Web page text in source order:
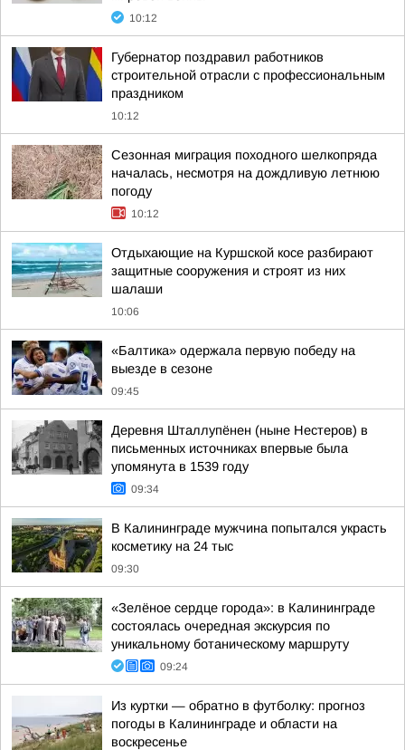
10:12
Губернатор поздравил работников
строительной отрасли с профессиональным
праздником
10:12
Сезонная миграция походного шелкопряда
началась, несмотря на дождливую летнюю
погоду
10:12
Отдыхающие на Куршской косе разбирают
защитные сооружения и строят из них
шалаши
10:06
«Балтика» одержала первую победу на
выезде в сезоне
09:45
Деревня Шталлупёнен (ныне Нестеров) в
письменных источниках впервые была
упомянута в 1539 году
09:34
В Калининграде мужчина попытался украсть
косметику на 24 тыс
09:30
«Зелёное сердце города»: в Калининграде
состоялась очередная экскурсия по
уникальному ботаническому маршруту
09:24
Из куртки — обратно в футболку: прогноз
погоды в Калининграде и области на
воскресенье